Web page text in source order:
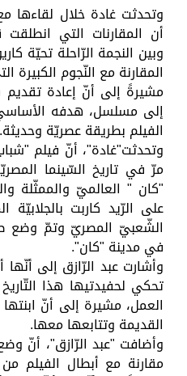
وتحدثت غادة خلال لقاءها
أن المقارنات التي
وبين النجمة الرّاحلة تحيّة
المقارنة مع النّجوم الكبيرة
مشيرةً إلى أنّ إعادة تقديم
إلى مسلسل، هدفه
الفيلم بطريقة عصريّة وحديثة.
وتحدثت"غادة"، أنّ فيلم
مرّ في تاريخ السّينما
"كان " العالميّ والممثّلة
على الرّيد كاربت
الشّعبيّ المصريّ وتمّ وضع
في مدينة "كان".
وأشارت عبد الرّازق إلى
تحكي لحفيدتيها هذا
العمل، مشيرة إلى أنّ ابنتها
القديمة وتتابعها معها.
وأضافت "عبد الرّازق"، أنّ
مقارنة مع أبطال الفيلم من